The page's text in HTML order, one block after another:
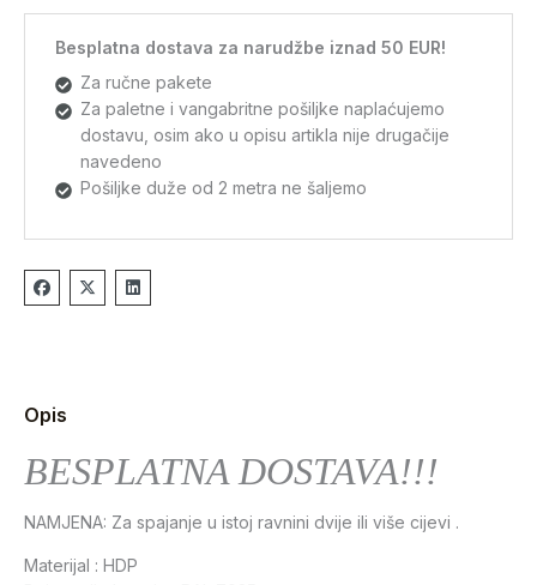
Besplatna dostava za narudžbe iznad 50 EUR!
Za ručne pakete
Za paletne i vangabritne pošiljke naplaćujemo
dostavu, osim ako u opisu artikla nije drugačije
navedeno
Pošiljke duže od 2 metra ne šaljemo
Opis
BESPLATNA DOSTAVA!!!
NAMJENA: Za spajanje u istoj ravnini dvije ili više cijevi .
Materijal : HDP